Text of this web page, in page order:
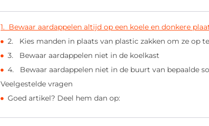
1. Bewaar aardappelen altijd op een koele en donkere
2. Kies manden in plaats van plastic zakken om ze op
3. Bewaar aardappelen niet in de koelkast
4. Bewaar aardappelen niet in de buurt van bepaalde
Veelgestelde vragen
Goed artikel? Deel hem dan op: